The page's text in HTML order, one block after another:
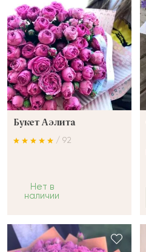
Букет Аэлита
/ 92
Нет в
наличии